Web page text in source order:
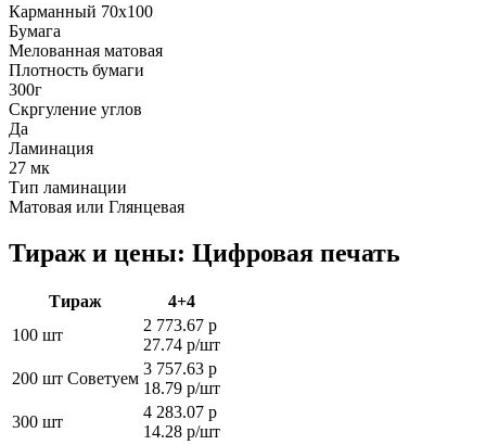
Карманный 70x100
Бумага
Мелованная матовая
Плотность бумаги
300г
Скргуление углов
Да
Ламинация
27 мк
Тип ламинации
Матовая или Глянцевая
Тираж и цены: Цифровая печать
Тираж
4+4
100 шт
2 773.67 р
27.74 р/шт
200 шт Советуем
3 757.63 р
18.79 р/шт
300 шт
4 283.07 р
14.28 р/шт